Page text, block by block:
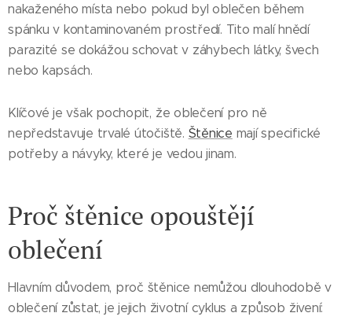
nakaženého místa nebo pokud byl oblečen během
spánku v kontaminovaném prostředí. Tito malí hnědí
parazité se dokážou schovat v záhybech látky, švech
nebo kapsách.
Klíčové je však pochopit, že oblečení pro ně
nepředstavuje trvalé útočiště. Štěnice mají specifické
potřeby a návyky, které je vedou jinam.
Proč štěnice opouštějí
oblečení
Hlavním důvodem, proč štěnice nemůžou dlouhodobě v
oblečení zůstat, je jejich životní cyklus a způsob živení: